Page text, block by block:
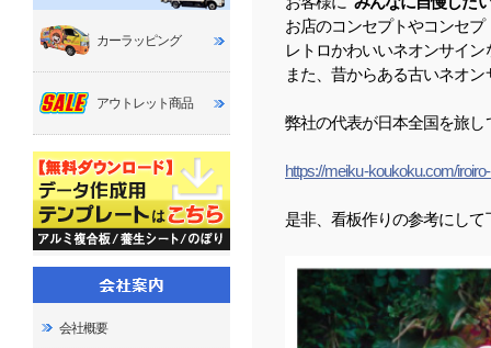
お店のコンセプトやコンセ
レトロかわいいネオンサイ
また、昔からある古いネオ
弊社の代表が日本全国を旅
https://meiku-koukoku.com/
是非、看板作りの参考にして
カーラッピング
アウトレット商品
会社概要